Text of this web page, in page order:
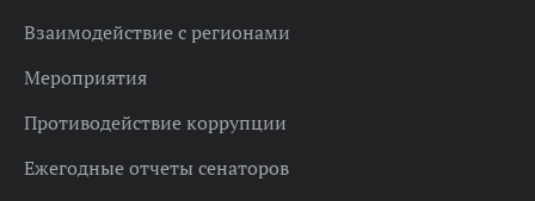
Взаимодействие с регионами
Мероприятия
Противодействие коррупции
Ежегодные отчеты сенаторов